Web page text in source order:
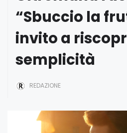
“Sbuccio la
invito a
semplicità
REDAZIONE